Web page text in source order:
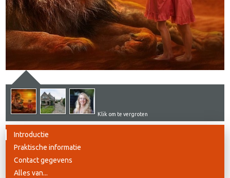
Klik om te vergroten
Introductie
Praktische informatie
Contact gegevens
Alles van...